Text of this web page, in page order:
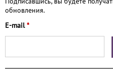
обновления.
E-mail*